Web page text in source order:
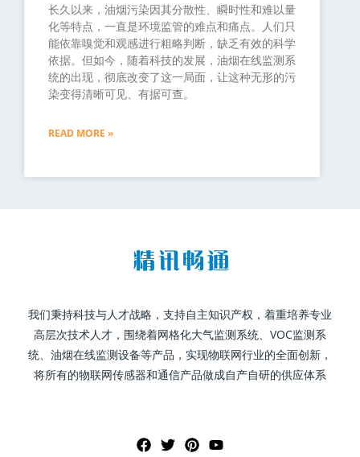
长久以来，油烟污染因其分散性、瞬时性和难以量
化等特点，一直是环境监管的难点和痛点。人们只
能依靠嗅觉和观感进行粗略判断，缺乏有效的科学
依据。但如今，随着科技的发展，油烟在线监测系
统的出现，彻底改变了这一局面，让这种无形的污
染变得清晰可见、有据可查。
READ MORE »
我们秉持科技与人才战略，支持自主知识产权，着重培养专业
高层次技术人才，围绕着网格化大气监测系统、VOC监测系
统、油烟在线监测设备等产品，实现物联网行业的全面创新，
将所有的物联网传感器和通信产品做成自产自研的供应体系